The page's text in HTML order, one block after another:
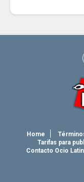
Home
Tarifas para
Contacto Ocio